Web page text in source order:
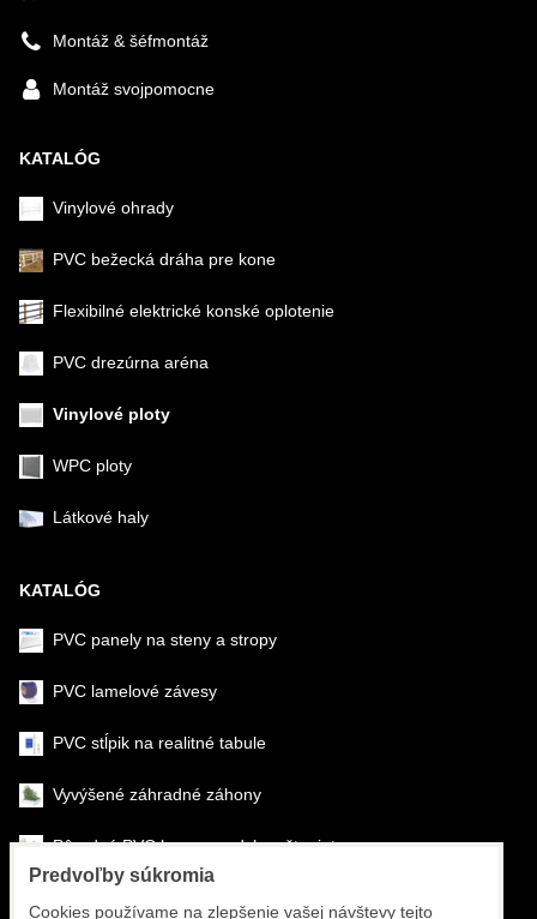
Montáž & šéfmontáž
Montáž svojpomocne
KATALÓG
Vinylové ohrady
PVC bežecká dráha pre kone
Flexibilné elektrické konské oplotenie
PVC drezúrna aréna
Vinylové ploty
WPC ploty
Látkové haly
KATALÓG
PVC panely na steny a stropy
PVC lamelové závesy
PVC stĺpik na realitné tabule
Vyvýšené záhradné záhony
Pôrodné PVC boxy na odchov šteniat
Predvoľby súkromia
Cookies používame na zlepšenie vašej návštevy tejto